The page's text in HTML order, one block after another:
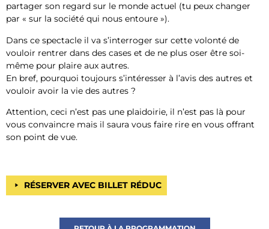
partager son regard sur le monde actuel (tu peux changer
par « sur la société qui nous entoure »).
Dans ce spectacle il va s’interroger sur cette volonté de
vouloir rentrer dans des cases et de ne plus oser être soi-
même pour plaire aux autres.
En bref, pourquoi toujours s’intéresser à l’avis des autres et
vouloir avoir la vie des autres ?
Attention, ceci n’est pas une plaidoirie, il n’est pas là pour
vous convaincre mais il saura vous faire rire en vous offrant
son point de vue.
RÉSERVER AVEC BILLET RÉDUC